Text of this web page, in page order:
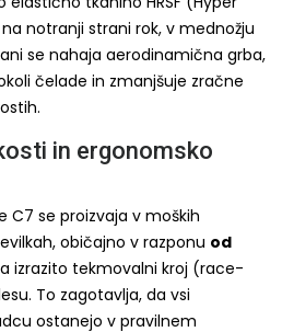
notranji strani rok, v mednožju
se nahaja aerodinamična grba,
čelade in zmanjšuje zračne
in ergonomsko
C7 se proizvaja v moških
običajno v razponu od
izrazito tekmovalni kroj (race-
To zagotavlja, da vsi
ostanejo v pravilnem